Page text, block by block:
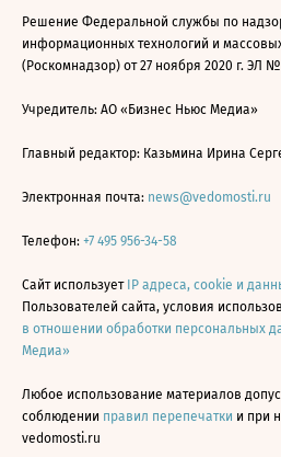
Решение Федеральной службы по
информационных технологий и
(Роскомнадзор) от 27 ноября 2020 г. ЭЛ №
Учредитель: АО «Бизнес Ньюс Медиа»
Главный редактор: Казьмина Ирина
Электронная почта: news@vedomosti.ru
Телефон: +7 495 956-34-58
Сайт использует IP адреса, cookie и
Пользователей сайта, условия
в отношении обработки персональных
Медиа»
Любое использование материалов
соблюдении правил перепечатки и при
vedomosti.ru